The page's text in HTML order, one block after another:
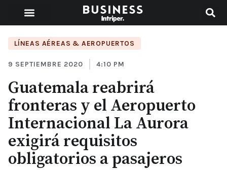
LÍNEAS AÉREAS & AEROPUERTOS
9 SEPTIEMBRE 2020 4:10 PM
Guatemala reabrirá
fronteras y el Aeropuerto
Internacional La Aurora
exigirá requisitos
obligatorios a pasajeros